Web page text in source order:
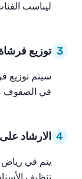
ليناسب
3 توزيع
سيتم توزيع
في الصفوف
4 الارشاد
يتم في رياض